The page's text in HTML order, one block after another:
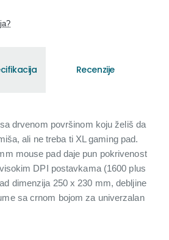
Recenzije
drvenom površinom koju želiš da
ali ne treba ti XL gaming pad.
mouse pad daje pun pokrivenost
DPI postavkama (1600 plus
dimenzija 250 x 230 mm, debljine
sa crnom bojom za univerzalan